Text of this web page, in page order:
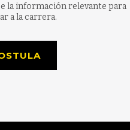
la información relevante para
a la carrera.